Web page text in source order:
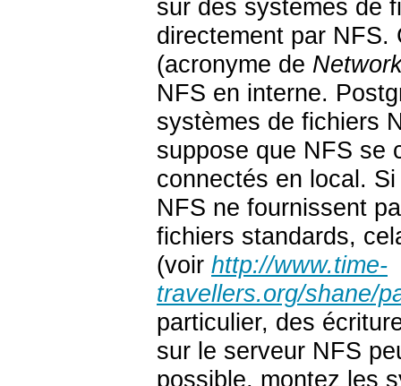
sur des systèmes de
directement par NFS.
(acronyme de
NFS en interne.
systèmes de fichiers
suppose que NFS se
connectés en local.
NFS ne fournissent
fichiers standards,
(voir http://www.time-
travellers.org/shane/
particulier, des
sur le serveur NFS
possible, montez les